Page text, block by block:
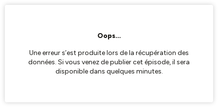
Oops…
Une erreur s’est produite lors de la récupération des
données. Si vous venez de publier cet épisode, il sera
disponible dans quelques minutes.